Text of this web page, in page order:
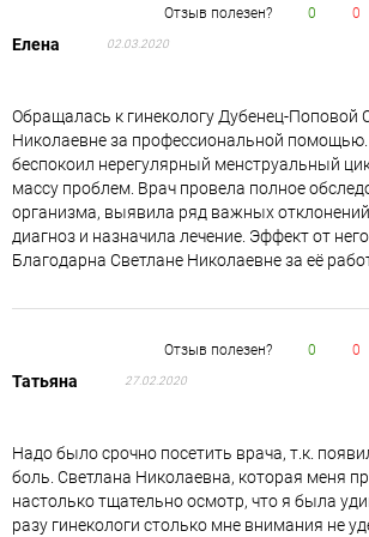
Отзыв полезен? 0 0
Елена 02.03.2020
Обращалась к гинекологу Дубенец-Поповой
Николаевне за профессиональной
беспокоил нерегулярный менструальный
массу проблем. Врач провела полное
организма, выявила ряд важных
диагноз и назначила лечение. Эффект от
Благодарна Светлане Николаевне за её
Отзыв полезен? 0 0
Татьяна 27.02.2020
Надо было срочно посетить врача, т.к.
боль. Светлана Николаевна, которая меня
настолько тщательно осмотр, что я была
разу гинекологи столько мне внимания не